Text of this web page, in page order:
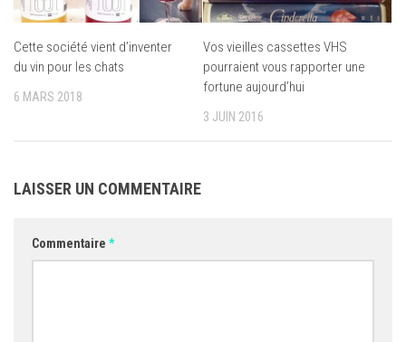
Cette société vient d’inventer
du vin pour les chats
6 MARS 2018
Vos vieilles cassettes VHS
pourraient vous rapporter une
fortune aujourd’hui
3 JUIN 2016
LAISSER UN COMMENTAIRE
Commentaire *